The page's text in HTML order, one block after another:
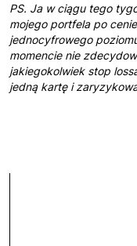
PS. Ja w ciągu tego
mojego portfela po
jednocyfrowego
momencie nie
jakiegokolwiek stop
jedną kartę i